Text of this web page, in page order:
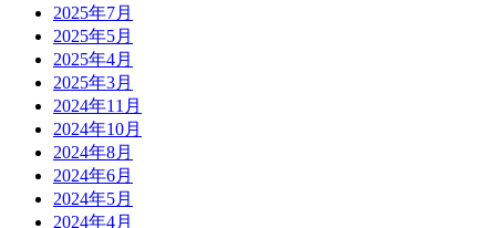
2025年7月
2025年5月
2025年4月
2025年3月
2024年11月
2024年10月
2024年8月
2024年6月
2024年5月
2024年4月